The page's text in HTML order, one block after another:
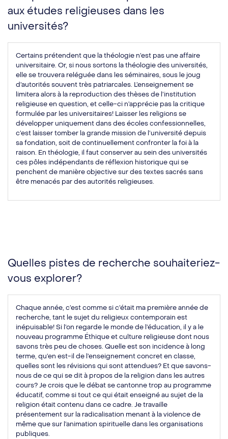
aux études religieuses dans les
universités?
Certains prétendent que la théologie n’est pas une affaire
universitaire. Or, si nous sortons la théologie des universités,
elle se trouvera reléguée dans les séminaires, sous le joug
d’autorités souvent très patriarcales. L’enseignement se
limitera alors à la reproduction des thèses de l’institution
religieuse en question, et celle-ci n’apprécie pas la critique
formulée par les universitaires! Laisser les religions se
développer uniquement dans des écoles confessionnelles,
c’est laisser tomber la grande mission de l’université depuis
sa fondation, soit de continuellement confronter la foi à la
raison. En théologie, il faut conserver au sein des universités
ces pôles indépendants de réflexion historique qui se
penchent de manière objective sur des textes sacrés sans
être menacés par des autorités religieuses.
Quelles pistes de recherche souhaiteriez-
vous explorer?
Chaque année, c’est comme si c’était ma première année de
recherche, tant le sujet du religieux contemporain est
inépuisable! Si l’on regarde le monde de l’éducation, il y a le
nouveau programme Éthique et culture religieuse dont nous
savons très peu de choses. Quelle est son incidence à long
terme, qu’en est-il de l’enseignement concret en classe,
quelles sont les révisions qui sont attendues? Et que savons-
nous de ce qui se dit à propos de la religion dans les autres
cours? Je crois que le débat se cantonne trop au programme
éducatif, comme si tout ce qui était enseigné au sujet de la
religion était contenu dans ce cadre. Je travaille
présentement sur la radicalisation menant à la violence de
même que sur l’animation spirituelle dans les organisations
publiques.